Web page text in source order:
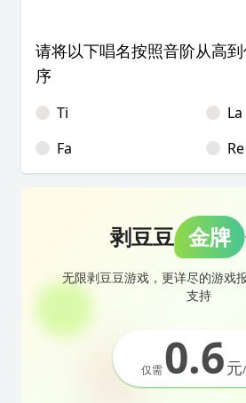
请将以下唱名按照音阶从高
序
Ti
La
Fa
Re
剥豆豆 金牌
无限剥豆豆游戏，更详尽的游戏
支持
仅需0.6元